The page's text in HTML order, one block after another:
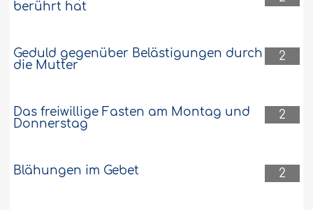
berührt hat
2
Geduld gegenüber Belästigungen durch
die Mutter
2
Das freiwillige Fasten am Montag und
Donnerstag
2
Blähungen im Gebet